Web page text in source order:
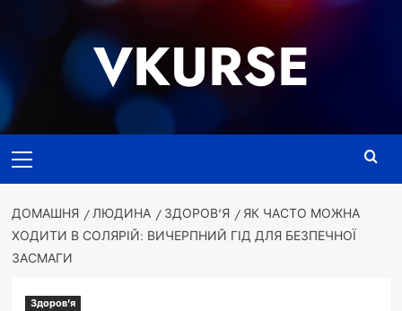
VKURSE
меню
ДОМАШНЯ ЛЮДИНА ЗДОРОВ'Я
ЯК ЧАСТО МОЖНА
ХОДИТИ В СОЛЯРІЙ: ВИЧЕРПНИЙ ГІД ДЛЯ БЕЗПЕЧНОЇ
ЗАСМАГИ
Здоров'я